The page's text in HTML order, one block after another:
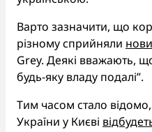
Варто зазначити, що
різному сприйняли
Grey. Деякі вважають,
будь-яку владу подалі”.
Тим часом стало
України у Києві